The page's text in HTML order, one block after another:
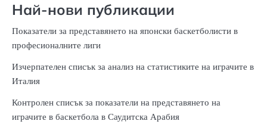
Най-нови публикации
Показатели за представянето на японски баскетболисти в
професионалните лиги
Изчерпателен списък за анализ на статистиките на играчите в
Италия
Контролен списък за показатели на представянето на
играчите в баскетбола в Саудитска Арабия